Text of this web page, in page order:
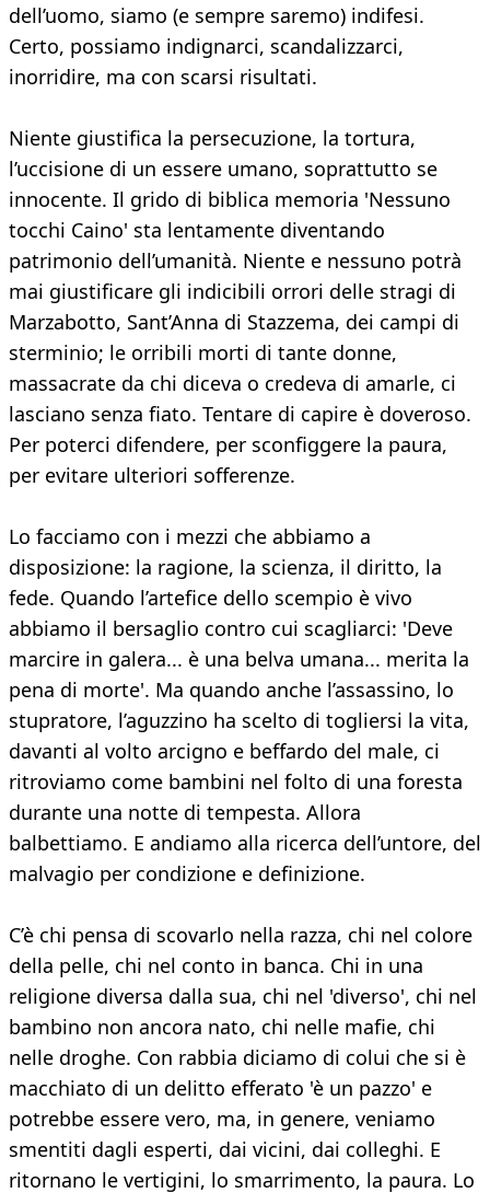
dell’uomo, siamo (e sempre saremo) indifesi.
Certo, possiamo indignarci, scandalizzarci,
inorridire, ma con scarsi risultati.
Niente giustifica la persecuzione, la tortura,
l’uccisione di un essere umano, soprattutto se
innocente. Il grido di biblica memoria 'Nessuno
tocchi Caino' sta lentamente diventando
patrimonio dell’umanità. Niente e nessuno potrà
mai giustificare gli indicibili orrori delle stragi di
Marzabotto, Sant’Anna di Stazzema, dei campi di
sterminio; le orribili morti di tante donne,
massacrate da chi diceva o credeva di amarle, ci
lasciano senza fiato. Tentare di capire è doveroso.
Per poterci difendere, per sconfiggere la paura,
per evitare ulteriori sofferenze.
Lo facciamo con i mezzi che abbiamo a
disposizione: la ragione, la scienza, il diritto, la
fede. Quando l’artefice dello scempio è vivo
abbiamo il bersaglio contro cui scagliarci: 'Deve
marcire in galera... è una belva umana... merita la
pena di morte'. Ma quando anche l’assassino, lo
stupratore, l’aguzzino ha scelto di togliersi la vita,
davanti al volto arcigno e beffardo del male, ci
ritroviamo come bambini nel folto di una foresta
durante una notte di tempesta. Allora
balbettiamo. E andiamo alla ricerca dell’untore, del
malvagio per condizione e definizione.
C’è chi pensa di scovarlo nella razza, chi nel colore
della pelle, chi nel conto in banca. Chi in una
religione diversa dalla sua, chi nel 'diverso', chi nel
bambino non ancora nato, chi nelle mafie, chi
nelle droghe. Con rabbia diciamo di colui che si è
macchiato di un delitto efferato 'è un pazzo' e
potrebbe essere vero, ma, in genere, veniamo
smentiti dagli esperti, dai vicini, dai colleghi. E
ritornano le vertigini, lo smarrimento, la paura. Lo